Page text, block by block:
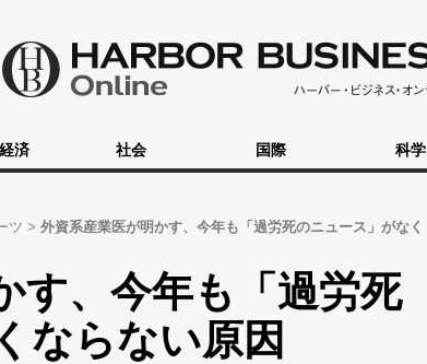
済 社会 国際 科学
ツ
外資系産業医が明かす、今年も「過労死のニュース」がなく
す、今年も「過労死
ならない原因